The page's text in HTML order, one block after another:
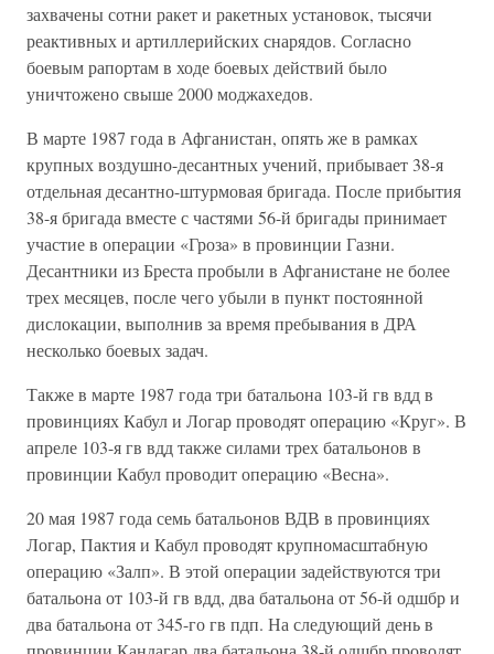
захвачены сотни ракет и ракетных установок, тысячи
реактивных и артиллерийских снарядов. Согласно
боевым рапортам в ходе боевых действий было
уничтожено свыше 2000 моджахедов.
В марте 1987 года в Афганистан, опять же в рамках
крупных воздушно-десантных учений, прибывает 38-я
отдельная десантно-штурмовая бригада. После прибытия
38-я бригада вместе с частями 56-й бригады принимает
участие в операции «Гроза» в провинции Газни.
Десантники из Бреста пробыли в Афганистане не более
трех месяцев, после чего убыли в пункт постоянной
дислокации, выполнив за время пребывания в ДРА
несколько боевых задач.
Также в марте 1987 года три батальона 103-й гв вдд в
провинциях Кабул и Логар проводят операцию «Круг». В
апреле 103-я гв вдд также силами трех батальонов в
провинции Кабул проводит операцию «Весна».
20 мая 1987 года семь батальонов ВДВ в провинциях
Логар, Пактия и Кабул проводят крупномасштабную
операцию «Залп». В этой операции задействуются три
батальона от 103-й гв вдд, два батальона от 56-й одшбр и
два батальона от 345-го гв пдп. На следующий день в